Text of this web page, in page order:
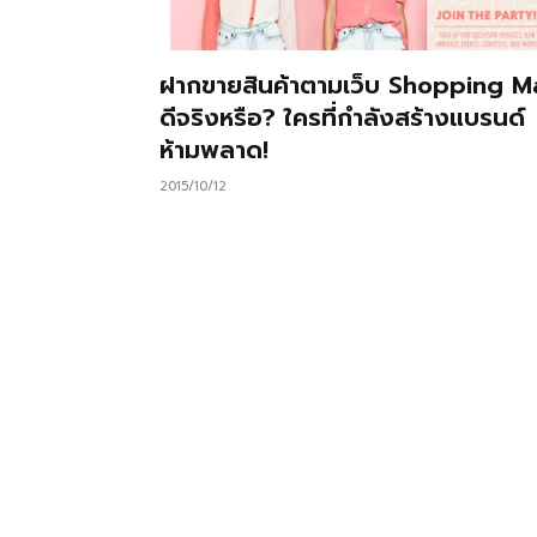
ฝากขายสินค้าตามเว็บ Shopping
ดีจริงหรือ? ใครที่กำลังสร้างแบรนด์
ห้ามพลาด!
2015/10/12